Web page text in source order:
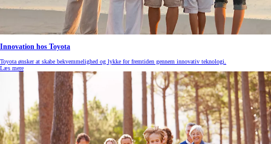
Innovation hos Toyota
Toyota ønsker at skabe bekvemmelighed og lykke for fremtiden gennem innovativ teknologi.
Læs mere